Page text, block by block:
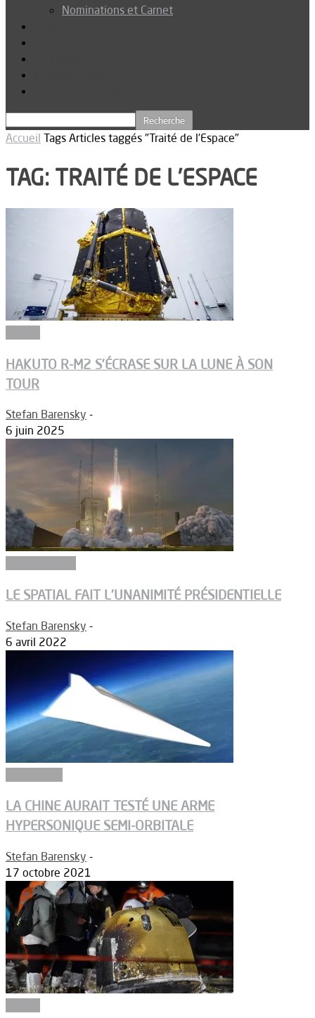
Nominations et Carnet
Accueil Tags Articles taggés "Traité de l’Espace"
TAG: TRAITÉ DE L’ESPACE
HAKUTO R-M2 S’ÉCRASE SUR LA LUNE À SON
TOUR
Stefan Barensky -
6 juin 2025
LE SPATIAL FAIT L’UNANIMITÉ PRÉSIDENTIELLE
Stefan Barensky -
6 avril 2022
LA CHINE AURAIT TESTÉ UNE ARME
HYPERSONIQUE SEMI-ORBITALE
Stefan Barensky -
17 octobre 2021